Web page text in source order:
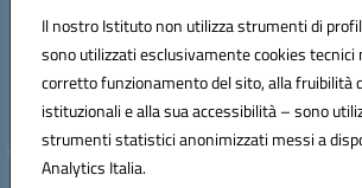
Il nostro Istituto non utilizza strumenti di
sono utilizzati esclusivamente cookies tecnici
corretto funzionamento del sito, alla fruibilità
istituzionali e alla sua accessibilità – sono
strumenti statistici anonimizzati messi a
Analytics Italia.
Codice fiscale: 93173040754
Codice meccanografico:
LEIC8AV008
Codice Indice delle Pubbliche Amministrazioni